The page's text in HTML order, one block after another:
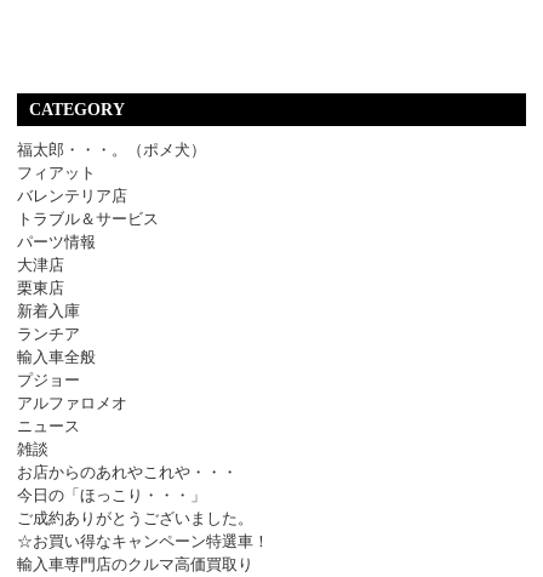
CATEGORY
福太郎・・・。（ポメ犬）
フィアット
バレンテリア店
トラブル＆サービス
パーツ情報
大津店
栗東店
新着入庫
ランチア
輸入車全般
プジョー
アルファロメオ
ニュース
雑談
お店からのあれやこれや・・・
今日の「ほっこり・・・」
ご成約ありがとうございました。
☆お買い得なキャンペーン特選車！
輸入車専門店のクルマ高価買取り